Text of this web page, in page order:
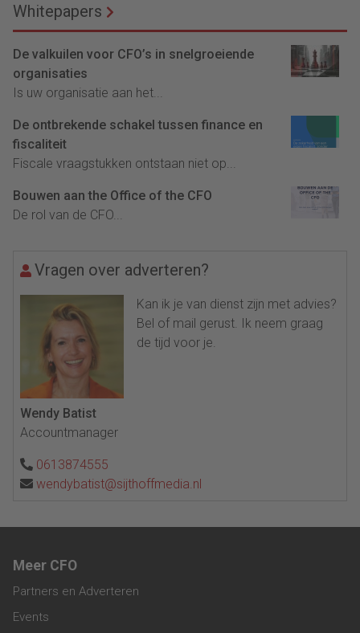
Whitepapers
De valkuilen voor CFO’s in snelgroeiende
organisaties
Is uw organisatie aan het...
De ontbrekende schakel tussen finance en
fiscaliteit
Fiscale vraagstukken ontstaan niet op...
Bouwen aan the Office of the CFO
De rol van de CFO...
Vragen over adverteren?
Kan ik je van dienst zijn met advies?
Bel of mail gerust. Ik neem graag
de tijd voor je.
Wendy Batist
Accountmanager
0613874555
wendybatist@sijthoffmedia.nl
Meer CFO
Partners en Adverteren
Events